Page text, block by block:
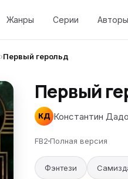
Жанры Серии Авторы
›Первый герольд
Первый
КД Константин
FB2 Полная версия
Фэнтези